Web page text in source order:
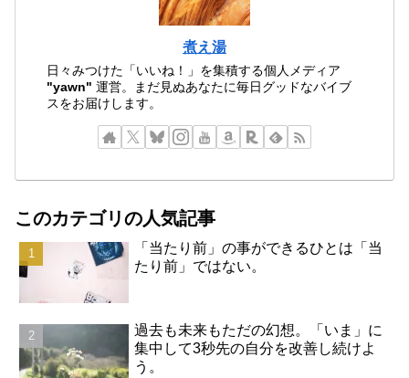
煮え湯
日々みつけた「いいね！」を集積する個人メディア
"yawn" 運営。まだ見ぬあなたに毎日グッドなバイブ
スをお届けします。
このカテゴリの人気記事
「当たり前」の事ができるひとは「当
たり前」ではない。
過去も未来もただの幻想。「いま」に
集中して3秒先の自分を改善し続けよ
う。